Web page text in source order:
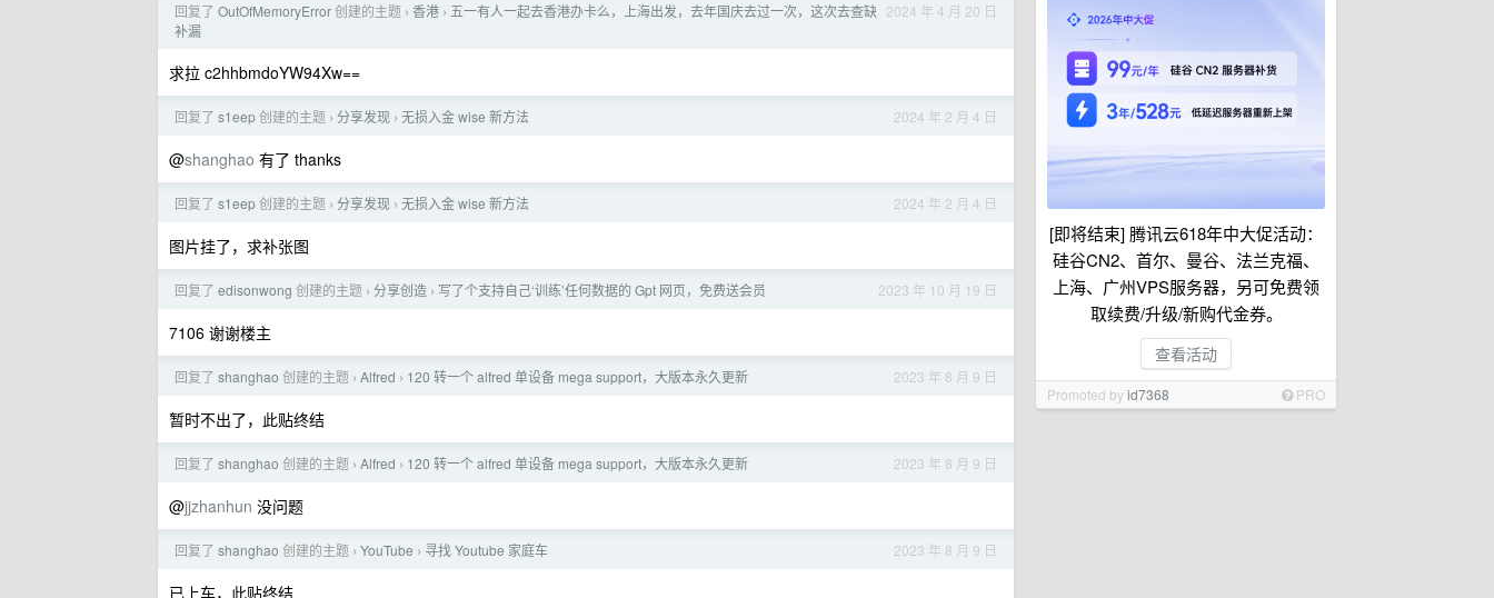
[即将结束] 腾讯云618年中大促活动：
硅谷CN2、首尔、曼谷、法兰克福、
上海、广州VPS服务器，另可免费领
取续费/升级/新购代金券。
查看活动
Promoted byid7368 PRO
2024 年 4 月 20 日
回复了 OutOfMemoryError创建的主题 › 香港 › 五一有人一起去香港办卡么，上海出发，去年国庆去过一次，这次去查缺
补漏
求拉 c2hhbmdoYW94Xw==
2024 年 2 月 4 日
回复了 s1eep创建的主题 › 分享发现 › 无损入金 wise 新方法
@shanghao 有了 thanks
2024 年 2 月 4 日
回复了 s1eep创建的主题 › 分享发现 › 无损入金 wise 新方法
图片挂了，求补张图
2023 年 10 月 19 日
回复了 edisonwong 创建的主题 › 分享创造 › 写了个支持自己‘训练’任何数据的 Gpt 网页，免费送会员
7106 谢谢楼主
2023 年 8 月 9 日
回复了 shanghao 创建的主题 › Alfred › 120 转一个 alfred 单设备 mega support，大版本永久更新
暂时不出了，此贴终结
2023 年 8 月 9 日
回复了 shanghao 创建的主题 › Alfred › 120 转一个 alfred 单设备 mega support，大版本永久更新
@jjzhanhun 没问题
2023 年 8 月 9 日
回复了 shanghao 创建的主题 › YouTube › 寻找 Youtube 家庭车
已上车，此贴终结